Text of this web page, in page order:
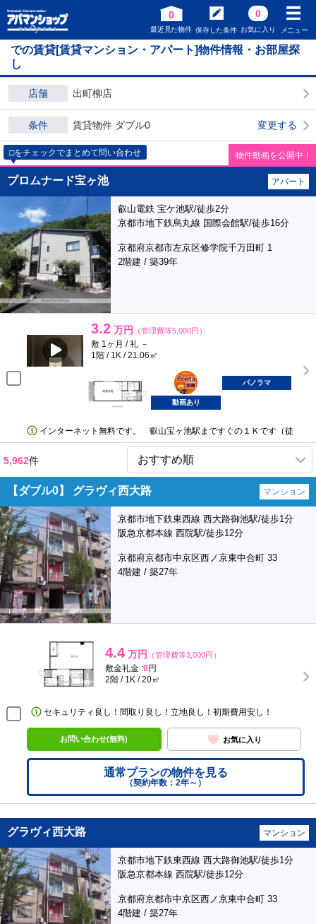
0
最近見た物件 保存した条件
0
お気に入り メニュー
での賃貸[賃貸マンション・アパート]物件情報・お部屋探
し
店舗 出町柳店
条件 賃貸物件 ダブル0 変更する
□をチェックでまとめて問い合わせ 物件動画を公開中！
プロムナード宝ヶ池 アパート
叡山電鉄 宝ケ池駅/徒歩2分
京都市地下鉄烏丸線 国際会館駅/徒歩16分
京都府京都市左京区修学院千万田町 1
2階建 / 築39年
3.2 万円 （管理費等5,000円）
敷 1ヶ月 / 礼 －
1階 / 1K / 21.06㎡
ポンタ
部屋
パノラマ
動画あり
インターネット無料です。 叡山宝ヶ池駅まですぐの１Ｋです（徒
5,962件
【ダブル0】 グラヴィ西大路 マンション
京都市地下鉄東西線 西大路御池駅/徒歩1分
阪急京都本線 西院駅/徒歩12分
京都府京都市中京区西ノ京東中合町 33
4階建 / 築27年
4.4 万円 （管理費等3,000円）
敷金礼金 :0円
2階 / 1K / 20㎡
セキュリティ良し！間取り良し！立地良し！初期費用安し！
お問い合わせ(無料) お気に入り
通常プランの物件を見る
（契約年数：2年～）
グラヴィ西大路 マンション
京都市地下鉄東西線 西大路御池駅/徒歩1分
阪急京都本線 西院駅/徒歩12分
京都府京都市中京区西ノ京東中合町 33
4階建 / 築27年